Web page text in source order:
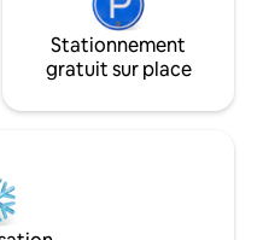
Stationnement
gratuit sur place